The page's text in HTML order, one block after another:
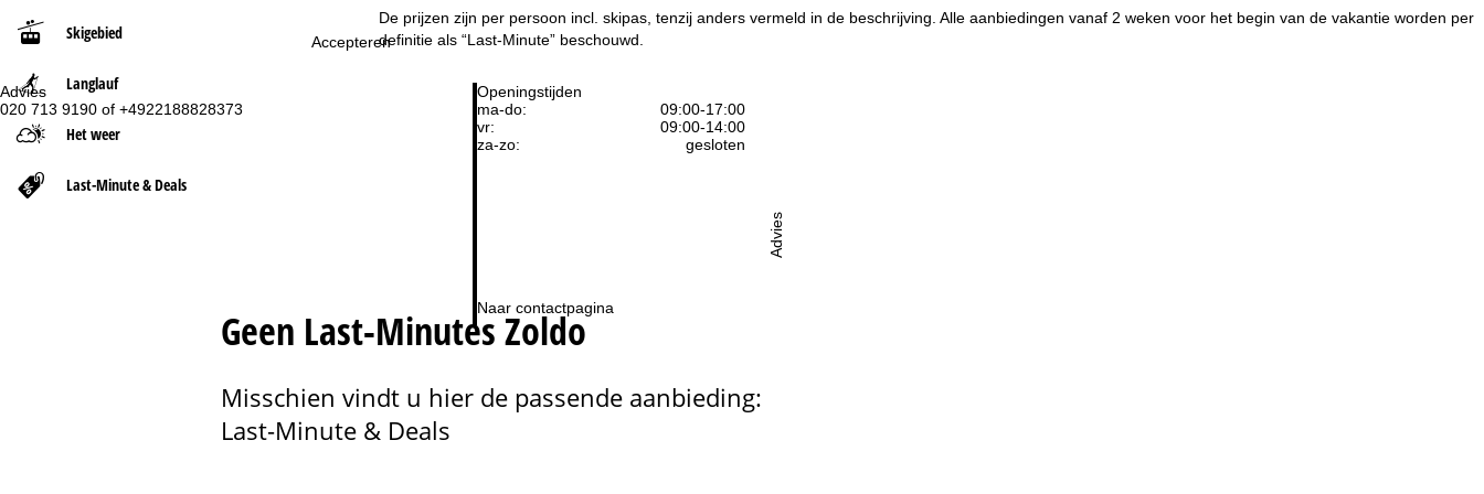
Accepteren
Advies
020 713 9190 of +4922188828373
Openingstijden
ma-do:
09:00-17:00
vr:
09:00-14:00
za-zo:
gesloten
Naar contactpagina
Advies
Skigebied
Langlauf
Het weer
Last-Minute & Deals
t
De prijzen zijn per persoon incl. skipas, tenzij anders vermeld in de beschrijving. Alle aanbiedingen vanaf 2 weken voor het begin van de vakantie worden per
definitie als “Last-Minute” beschouwd.
Geen Last-Minutes Zoldo
Misschien vindt u hier de passende aanbieding:
Last-Minute & Deals